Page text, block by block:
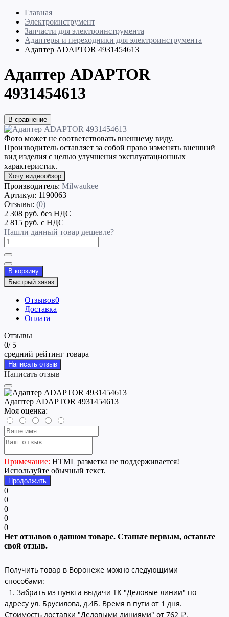
Главная
Электроинструмент
Запчасти для электроинструмента
Адаптеры и переходники для электроинструмента
Адаптер ADAPTOR 4931454613
Адаптер ADAPTOR
4931454613
В сравнение
Фото может не соответствовать внешнему виду.
Производитель оставляет за собой право изменять внешний
вид изделия с целью улучшения эксплуатационных
характеристик.
Хочу видеообзор
Производитель: Milwaukee
Артикул: 1190063
Отзывы: (0)
2 308 руб. без НДС
2 815 руб. с НДС
Нашли данный товар дешевле?
В корзину
Быстрый заказ
Отзывов0
Доставка
Оплата
Отзывы
0/ 5
средний рейтинг товара
Написать отзыв
Написать отзыв
Адаптер ADAPTOR 4931454613
Моя оценка:
Примечание: HTML разметка не поддерживается!
Используйте обычный текст.
Продолжить
0
0
0
0
0
Нет отзывов о данном товаре. Станьте первым, оставьте
свой отзыв.
Получить товар в Воронеже можно следующими
способами:
1. Забрать из пункта выдачи ТК "Деловые линии" по
адресу ул. Брусилова, д.4Б. Время в пути от 1 дня.
Стоимость доставки "Деловыми линиями" от 762 ₽.